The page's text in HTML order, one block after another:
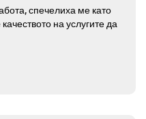
спечелиха ме като
на услугите да